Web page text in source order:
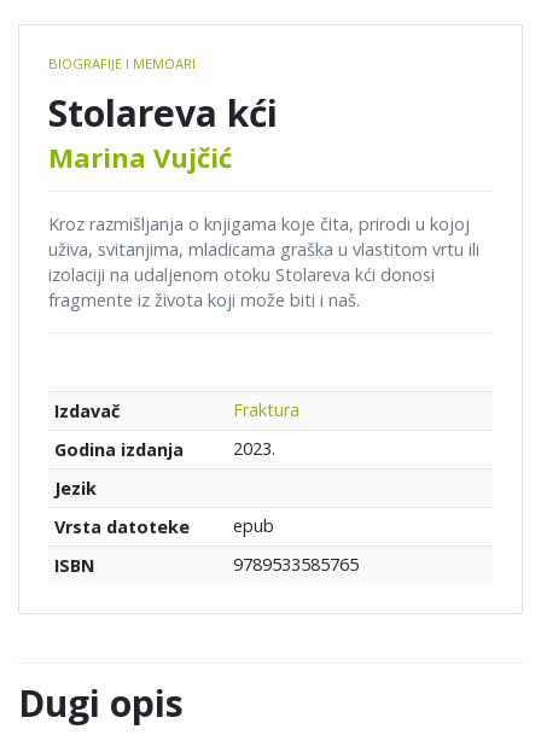
details
BIOGRAFIJE I MEMOARI
Stolareva kći
Marina Vujčić
Kroz razmišljanja o knjigama koje čita, prirodi u kojoj
uživa, svitanjima, mladicama graška u vlastitom vrtu ili
izolaciji na udaljenom otoku Stolareva kći donosi
fragmente iz života koji može biti i naš.
Izdavač
Fraktura
Godina izdanja
2023.
Jezik
Vrsta datoteke
epub
ISBN
9789533585765
Dugi opis